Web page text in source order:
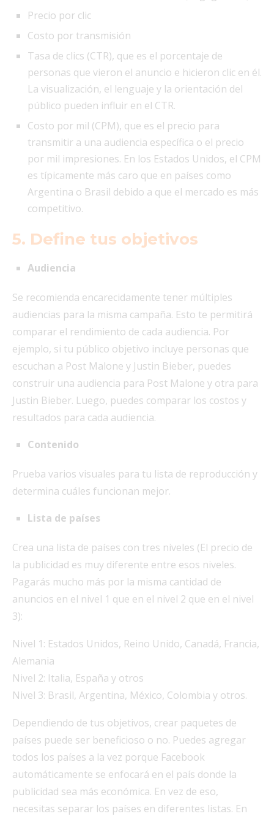
Precio por clic
Costo por transmisión
Tasa de clics (CTR), que es el porcentaje de
personas que vieron el anuncio e hicieron clic en él.
La visualización, el lenguaje y la orientación del
público pueden influir en el CTR.
Costo por mil (CPM), que es el precio para
transmitir a una audiencia específica o el precio
por mil impresiones. En los Estados Unidos, el CPM
es típicamente más caro que en países como
Argentina o Brasil debido a que el mercado es más
competitivo.
5. Define tus objetivos
Audiencia
Se recomienda encarecidamente tener múltiples
audiencias para la misma campaña. Esto te permitirá
comparar el rendimiento de cada audiencia. Por
ejemplo, si tu público objetivo incluye personas que
escuchan a Post Malone y Justin Bieber, puedes
construir una audiencia para Post Malone y otra para
Justin Bieber. Luego, puedes comparar los costos y
resultados para cada audiencia.
Contenido
Prueba varios visuales para tu lista de reproducción y
determina cuáles funcionan mejor.
Lista de países
Crea una lista de países con tres niveles (El precio de
la publicidad es muy diferente entre esos niveles.
Pagarás mucho más por la misma cantidad de
anuncios en el nivel 1 que en el nivel 2 que en el nivel
3):
Nivel 1: Estados Unidos, Reino Unido, Canadá, Francia,
Alemania
Nivel 2: Italia, España y otros
Nivel 3: Brasil, Argentina, México, Colombia y otros.
Dependiendo de tus objetivos, crear paquetes de
países puede ser beneficioso o no. Puedes agregar
todos los países a la vez porque Facebook
automáticamente se enfocará en el país donde la
publicidad sea más económica. En vez de eso,
necesitas separar los países en diferentes listas. En